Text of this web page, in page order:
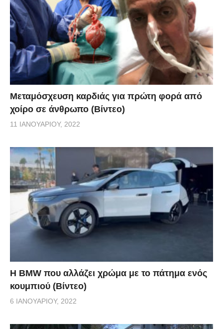
Μεταμόσχευση καρδιάς για πρώτη φορά από
χοίρο σε άνθρωπο (Βίντεο)
11 ΙΑΝΟΥΑΡΊΟΥ, 2022
Η BMW που αλλάζει χρώμα με το πάτημα ενός
κουμπιού (Βίντεο)
6 ΙΑΝΟΥΑΡΊΟΥ, 2022